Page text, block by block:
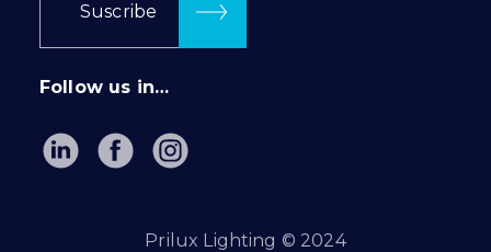
Suscribe
Follow us in…
Prilux Lighting © 2024